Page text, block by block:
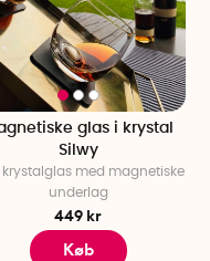
glas i krystal
Silwy
krystalglas med magnetiske
underlag
449 kr
Køb